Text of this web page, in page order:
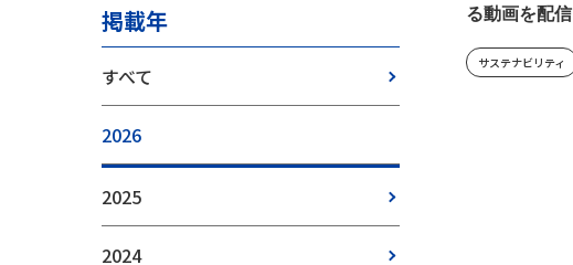
る動画を配信
サステナビリティ
掲載年
すべて
2026
2025
2024